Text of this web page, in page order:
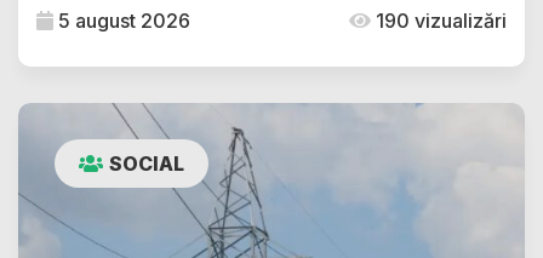
5 august 2026 190 vizualizări
SOCIAL